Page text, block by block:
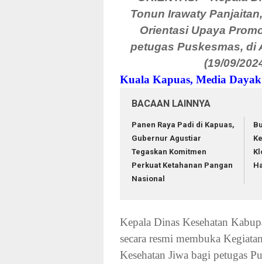
Tonun Irawaty
Orientasi Upaya
petugas Puskesmas, di
(19/09/
Kuala Kapuas, Media Dayak
BACAAN LAINNYA
Panen Raya Padi di Kapuas,
Gubernur Agustiar
Tegaskan Komitmen
Perkuat Ketahanan Pangan
Nasional
Kepala Dinas Kesehatan
secara resmi membuka
Kesehatan Jiwa bagi petugas